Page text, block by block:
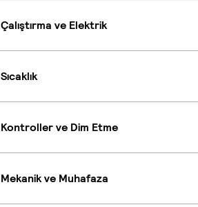
Çalıştırma ve Elektrik
Sıcaklık
Kontroller ve Dim Etme
Mekanik ve Muhafaza